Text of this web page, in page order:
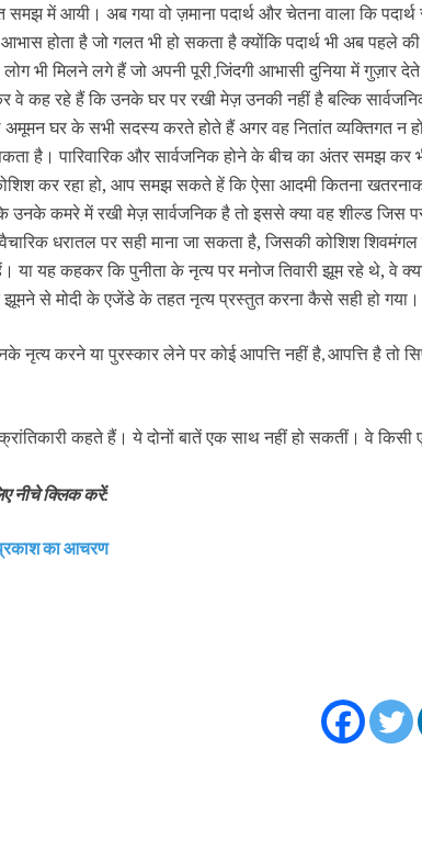
समझ में आयी। अब गया वो ज़माना पदार्थ और चेतना वाला कि
होता है जो गलत भी हो सकता है क्योंकि पदार्थ भी अब पहले
भी मिलने लगे हैं जो अपनी पूरी जि़ंदगी आभासी दुनिया में गुज़ार
वे कह रहे हैं कि उनके घर पर रखी मेज़ उनकी नहीं है बल्कि
घर के सभी सदस्य करते होते हैं अगर वह नितांत व्यक्तिगत न
है। पारिवारिक और सार्वजनिक होने के बीच का अंतर समझ
कर रहा हो, आप समझ सकते हें कि ऐसा आदमी कितना
उनके कमरे में रखी मेज़ सार्वजनिक है तो इससे क्या वह शील्ड जिस
धरातल पर सही माना जा सकता है, जिसकी कोशिश
या यह कहकर कि पुनीता के नृत्य पर मनोज तिवारी झूम रहे थे, वे
से मोदी के एजेंडे के तहत नृत्य प्रस्तुत करना कैसे सही हो गया।
नृत्य करने या पुरस्कार लेने पर कोई आपत्ति नहीं है,आपत्ति है तो
कहते हैं। ये दोनों बातें एक साथ नहीं हो सकतीं। वे किसी
नीचे क्लिक करें:
का आचरण